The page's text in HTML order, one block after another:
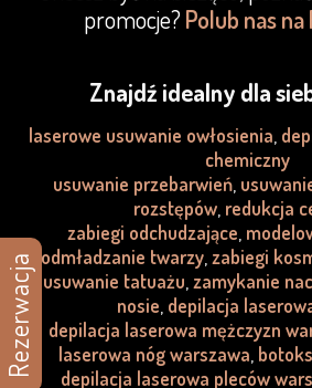
promocje? Polub nas
Znajdź idealny dla
laserowe usuwanie owłosienia
chemiczny
usuwanie przebarwień,
rozstępów, redukcja
zabiegi odchudzające
odmładzanie twarzy, zabiegi
usuwanie tatuażu zamykanie
nosie depilacja
depilacja laserowa mężczyzn
laserowa nóg warszawa
depilacja laserowa pleców
Rezerwacja